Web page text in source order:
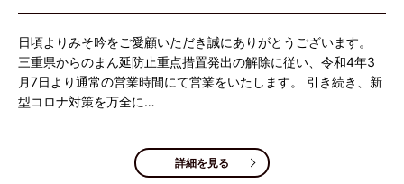
日頃よりみそ吟をご愛顧いただき誠にありがとうございます。
三重県からのまん延防止重点措置発出の解除に従い、令和4年3
月7日より通常の営業時間にて営業をいたします。 引き続き、新
型コロナ対策を万全に…
詳細を見る